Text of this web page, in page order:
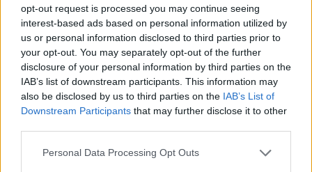
opt-out request is processed you may continue seeing
interest-based ads based on personal information utilized by
us or personal information disclosed to third parties prior to
your opt-out. You may separately opt-out of the further
disclosure of your personal information by third parties on the
IAB’s list of downstream participants. This information may
also be disclosed by us to third parties on the IAB’s List of
Downstream Participants that may further disclose it to other
Please note that this website/app uses one or more Google
Personal Data Processing Opt Outs